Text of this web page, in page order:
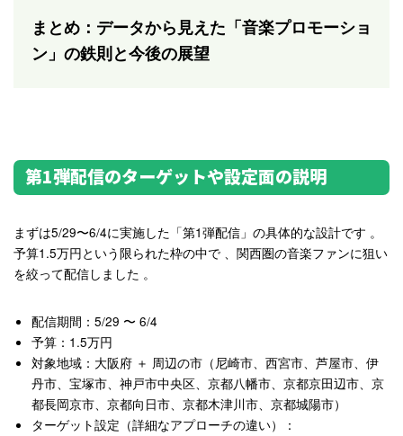
まとめ：データから見えた「音楽プロモーショ
ン」の鉄則と今後の展望
第1弾配信のターゲットや設定面の説明
まずは5/29〜6/4に実施した「第1弾配信」の具体的な設計です 。
予算1.5万円という限られた枠の中で
、関西圏の音楽ファンに狙い
を絞って配信しました 。
配信期間 ：5/29 〜 6/4
予算 ：1.5万円
対象地域 ：大阪府 ＋ 周辺の市（尼崎市、西宮市、芦屋市、伊
丹市、宝塚市、神戸市中央区、京都八幡市、京都京田辺市、京
都長岡京市、京都向日市、京都木津川市、京都城陽市）
ターゲット設定（詳細なアプローチの違い）
：